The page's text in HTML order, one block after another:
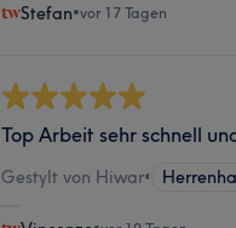
Stefan•vor 17 Tagen
Top Arbeit sehr schnell
Gestylt von Hiwar•